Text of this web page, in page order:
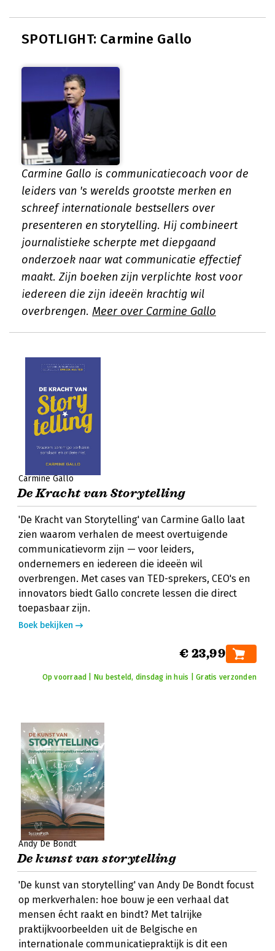
SPOTLIGHT: Carmine Gallo
Carmine Gallo is communicatiecoach voor de
leiders van 's werelds grootste merken en
schreef internationale bestsellers over
presenteren en storytelling. Hij combineert
journalistieke scherpte met diepgaand
onderzoek naar wat communicatie effectief
maakt. Zijn boeken zijn verplichte kost voor
iedereen die zijn ideeën krachtig wil
overbrengen. Meer over Carmine Gallo
Carmine Gallo
De Kracht van Storytelling
'De Kracht van Storytelling' van Carmine Gallo laat
zien waarom verhalen de meest overtuigende
communicatievorm zijn — voor leiders,
ondernemers en iedereen die ideeën wil
overbrengen. Met cases van TED-sprekers, CEO's en
innovators biedt Gallo concrete lessen die direct
toepasbaar zijn.
Boek bekijken
€ 23,99
Op voorraad | Nu besteld, dinsdag in huis | Gratis verzonden
Andy De Bondt
De kunst van storytelling
'De kunst van storytelling' van Andy De Bondt focust
op merkverhalen: hoe bouw je een verhaal dat
mensen écht raakt en bindt? Met talrijke
praktijkvoorbeelden uit de Belgische en
internationale communicatiepraktijk is dit een